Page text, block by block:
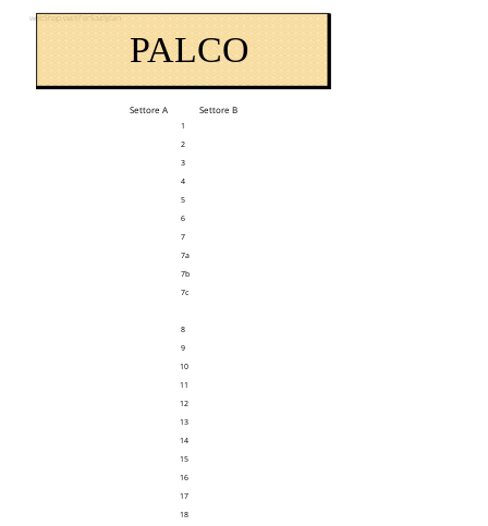
webShop.waitForSaalplan
PALCO
Settore A Settore B
1
2
3
4
5
6
7
7a
7b
7c
8
9
10
11
12
13
14
15
16
17
18